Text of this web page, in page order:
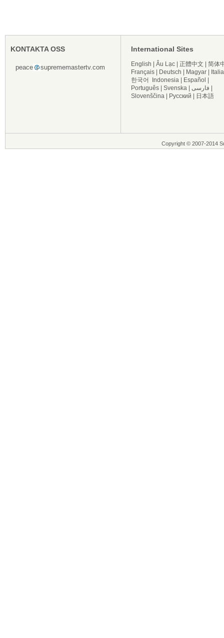
KONTAKTA OSS
peace suprememastertv.com
International Sites
English Âu Lạc 正體中文
简体
Français
Deutsch Magyar
한국어
Indonesia Español
Português
Svenska فارسی
Slovenščina
Русский 日本語
Copyright © 2007-2014